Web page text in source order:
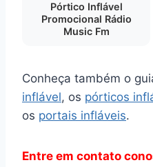
Pórtico Inflável
Promocional Rádio
Music Fm
Conheça também o
inflável, os pórticos
os portais infláveis.
Entre em contato